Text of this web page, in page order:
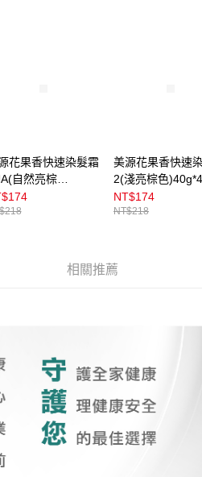
品或服務，並由商店將買賣／分期付款
上)免運費
花果香快速染髮霜
自然亮棕
美源花果香快速
2(淺亮棕色
NT$174
NT$218
相關推薦